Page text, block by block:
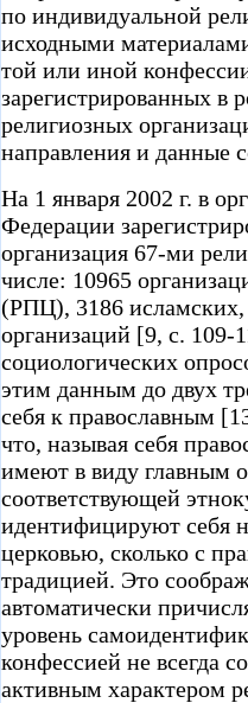
по индивидуальной
исходными
той или иной
зарегистрированных в
религиозных
направления и данные
На 1 января 2002 г. в
Федерации
организация 67-ми
числе: 10965
(РПЦ), 3186 исламских,
организаций [9, с. 109-
социологических
этим данным до двух
себя к православным
что, называя себя
имеют в виду главным
соответствующей
идентифицируют себя
церковью, сколько с
традицией. Это
автоматически
уровень
конфессией не всегда
активным характером